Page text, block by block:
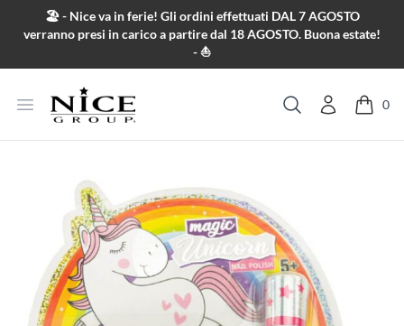
Salta al contenuto
🏖️ - Nice va in ferie! Gli ordini effettuati DAL 7 AGOSTO
verranno presi in carico a partire dal 18 AGOSTO. Buona estate!
- ⛵
Apri menu
Cerca
0